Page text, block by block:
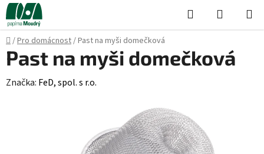
Přejít
na
obsah
Hledat
KOŠÍK
Domů
/Pro domácnost/Past na myši domečková
Past na myši domečková
Značka: FeD, spol. s r.o.